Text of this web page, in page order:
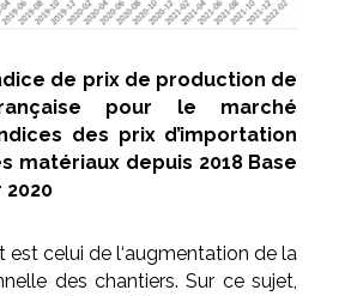
de prix de production de
pour le marché
des prix d’importation
matériaux depuis 2018 Base
2020
est celui de l‘augmentation de la
des chantiers. Sur ce sujet,